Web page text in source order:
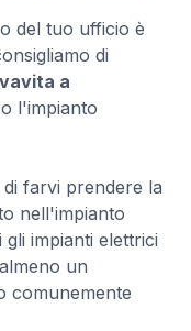
del tuo ufficio è
di
a
l'impianto
farvi prendere la
nell'impianto
impianti elettrici
un
comunemente